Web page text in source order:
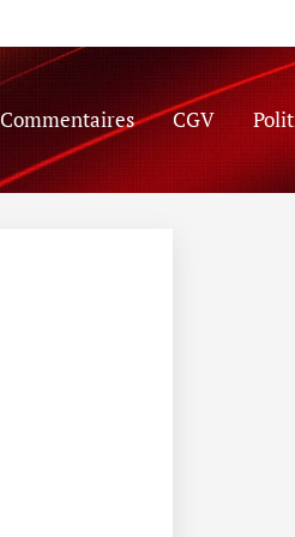
Commentaires CGV